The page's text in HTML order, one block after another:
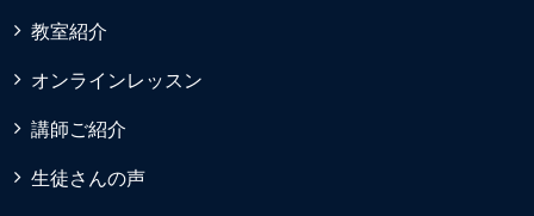
教室紹介
オンラインレッスン
講師ご紹介
生徒さんの声